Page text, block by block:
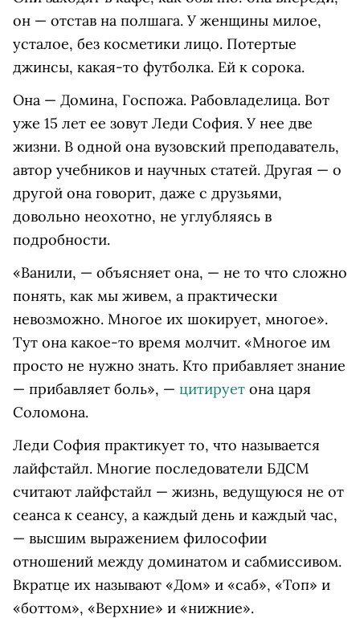
он — отстав на полшага. У женщины милое,
усталое, без косметики лицо. Потертые
джинсы, какая-то футболка. Ей к сорока.
Она — Домина, Госпожа. Рабовладелица. Вот
уже 15 лет ее зовут Леди София. У нее две
жизни. В одной она вузовский преподаватель,
автор учебников и научных статей. Другая — о
другой она говорит, даже с друзьями,
довольно неохотно, не углубляясь в
подробности.
«Ванили, — объясняет она, — не то что сложно
понять, как мы живем, а практически
невозможно. Многое их шокирует, многое».
Тут она какое-то время молчит. «Многое им
просто не нужно знать. Кто прибавляет знание
— прибавляет боль», — цитирует она царя
Соломона.
Леди София практикует то, что называется
лайфстайл. Многие последователи БДСМ
считают лайфстайл — жизнь, ведущуюся не от
сеанса к сеансу, а каждый день и каждый час,
— высшим выражением философии
отношений между доминатом и сабмиссивом.
Вкратце их называют «Дом» и «саб», «Топ» и
«боттом», «Верхние» и «нижние».